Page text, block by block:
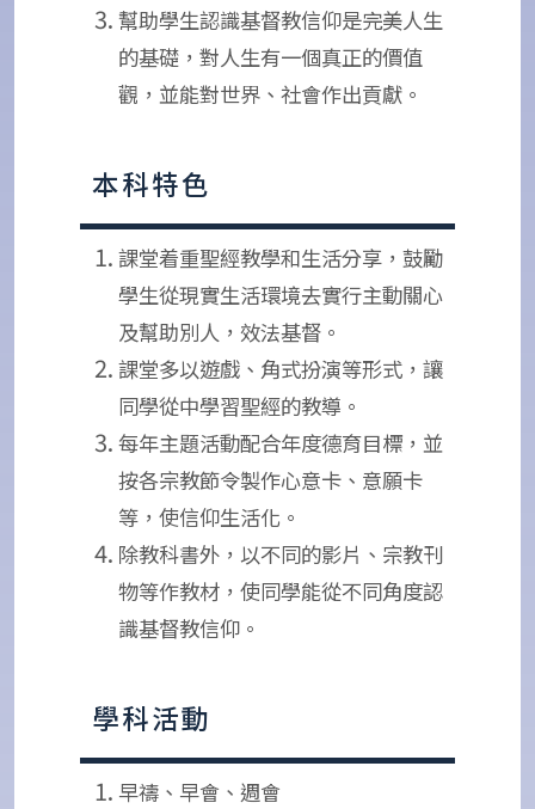
幫助學生認識基督教信仰是完美人生
的基礎，對人生有一個真正的價值
觀，並能對世界、社會作出貢獻。
本科特色
課堂着重聖經教學和生活分享，鼓勵
學生從現實生活環境去實行主動關心
及幫助別人，效法基督。
課堂多以遊戲、角式扮演等形式，讓
同學從中學習聖經的教導。
每年主題活動配合年度德育目標，並
按各宗教節令製作心意卡、意願卡
等，使信仰生活化。
除教科書外，以不同的影片、宗教刊
物等作教材，使同學能從不同角度認
識基督教信仰。
學科活動
早禱、早會、週會